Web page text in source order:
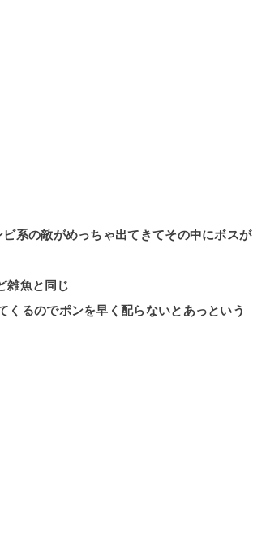
系の敵がめっちゃ出てきてその中にボスが
雑魚と同じ
くるのでポンを早く配らないとあっという